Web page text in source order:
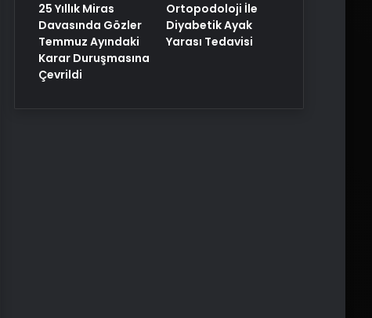
25 Yıllık Miras
Davasında Gözler
Temmuz Ayındaki
Karar Duruşmasına
Çevrildi
Ortopodoloji İle
Diyabetik Ayak
Yarası Tedavisi